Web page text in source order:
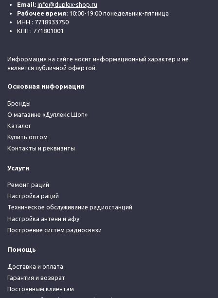
Email: info@duplex-shop.ru
Рабочее время: 10:00-19:00 понедельник-пятница
ИНН : 7718933750
КПП : 771801001
Информация на сайте носит информационный характер и не
является публичной офертой.
Основная информация
Бренды
О магазине «Дуплекс Шоп»
Каталог
Купить оптом
Контакты и реквизиты
Услуги
Ремонт раций
Настройка раций
Техническое обслуживание радиостанций
Настройка антенн и афу
Построение систем радиосвязи
Помощь
Доставка и оплата
Гарантия и возврат
Постоянным клиентам